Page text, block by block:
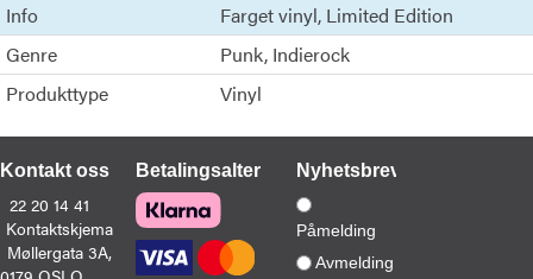
Info
Farget vinyl Limited Edition
Genre
Punk Indierock
Produkttype
Vinyl
Kontakt oss
22 20 14 41
Kontaktskjema
Møllergata 3A,
BetalingsalternativerNyhetsbrev
Påmelding
Avmelding